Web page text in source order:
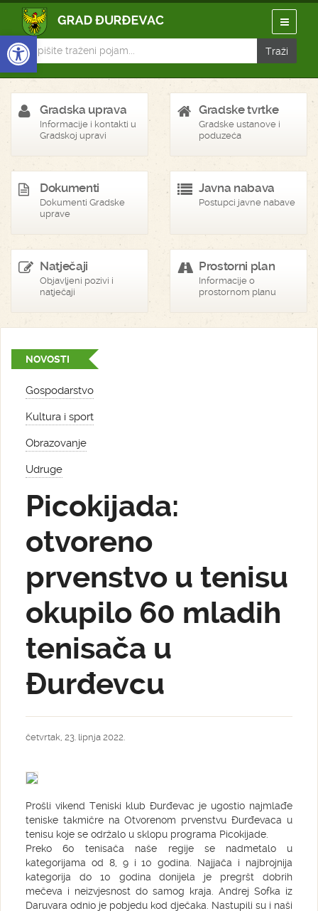
Open toolbar
Gradska uprava
Informacije i kontakti u
Gradskoj upravi
Gradske tvrtke
Gradske ustanove i
poduzeća
Dokumenti
Dokumenti Gradske
uprave
Javna nabava
Postupci javne nabave
Natječaji
Objavljeni pozivi i
natječaji
Prostorni plan
Informacije o
prostornom planu
NOVOSTI
Gospodarstvo
Kultura i sport
Obrazovanje
Udruge
Picokijada:
otvoreno
prvenstvo u tenisu
okupilo 60 mladih
tenisača u
Đurđevcu
četvrtak, 23. lipnja 2022.
Prošli vikend Teniski klub Đurđevac je ugostio najmlađe
teniske takmičre na Otvorenom prvenstvu Đurđevaca u
tenisu koje se održalo u sklopu programa Picokijade.
Preko 60 tenisača naše regije se nadmetalo u
kategorijama od 8, 9 i 10 godina. Najjača i najbrojnija
kategorija do 10 godina donijela je pregršt dobrih
mečeva i neizvjesnost do samog kraja. Andrej Sofka iz
Daruvara odnio je pobjedu kod dječaka. Nastupili su i naši